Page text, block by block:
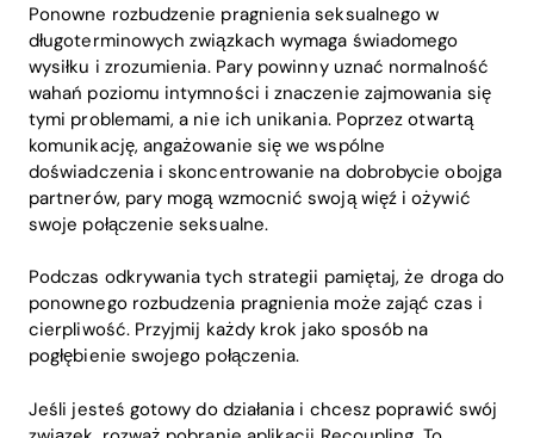
Ponowne rozbudzenie pragnienia seksualnego w
długoterminowych związkach wymaga świadomego
wysiłku i zrozumienia. Pary powinny uznać normalność
wahań poziomu intymności i znaczenie zajmowania się
tymi problemami, a nie ich unikania. Poprzez otwartą
komunikację, angażowanie się we wspólne
doświadczenia i skoncentrowanie na dobrobycie obojga
partnerów, pary mogą wzmocnić swoją więź i ożywić
swoje połączenie seksualne.
Podczas odkrywania tych strategii pamiętaj, że droga do
ponownego rozbudzenia pragnienia może zająć czas i
cierpliwość. Przyjmij każdy krok jako sposób na
pogłębienie swojego połączenia.
Jeśli jesteś gotowy do działania i chcesz poprawić swój